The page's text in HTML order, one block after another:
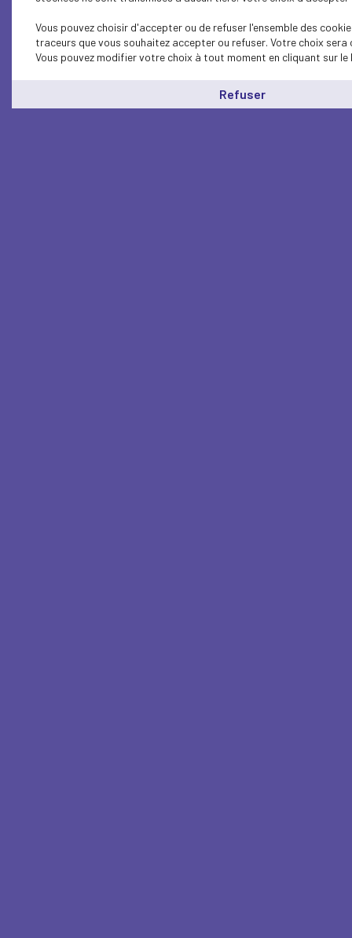
Vous pouvez choisir d'accepter ou de refuser l'ensemble des
traceurs que vous souhaitez accepter ou refuser. Votre choix
Vous pouvez modifier votre choix à tout moment en cliquant sur le
Refuser